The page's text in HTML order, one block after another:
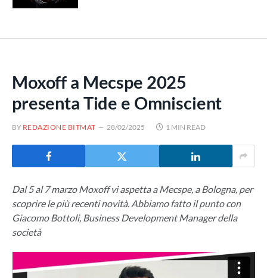
Moxoff a Mecspe 2025
presenta Tide e Omniscient
BY REDAZIONE BITMAT 28/02/2025 1 MIN READ
Dal 5 al 7 marzo Moxoff vi aspetta a Mecspe, a Bologna, per
scoprire le più recenti novità. Abbiamo fatto il punto con
Giacomo Bottoli, Business Development Manager della
società